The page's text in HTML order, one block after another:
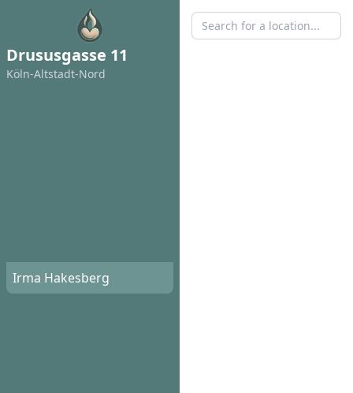
Drususgasse 11
Köln-Altstadt-Nord
Irma Hakesberg